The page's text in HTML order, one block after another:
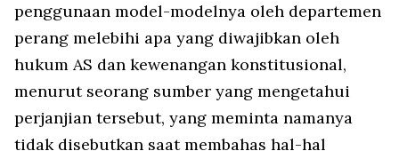
penggunaan model-modelnya oleh departemen
perang melebihi apa yang diwajibkan oleh
hukum AS dan kewenangan konstitusional,
menurut seorang sumber yang mengetahui
perjanjian tersebut, yang meminta namanya
tidak disebutkan saat membahas hal-hal